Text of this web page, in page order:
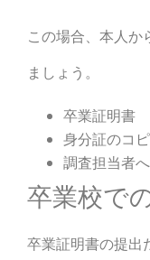
この場合、本人か
ましょう。
卒業証明書
身分証のコ
調査担当者
卒業校で
卒業証明書の提出